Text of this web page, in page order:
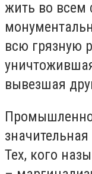
жить во всем
всю грязную
вывезшая
Тех, кого